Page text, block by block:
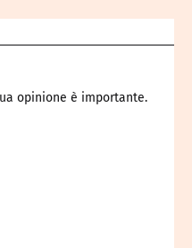
tua opinione è importante.